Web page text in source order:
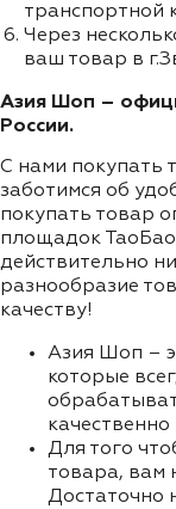
транспортной
Через
ваш товар в
Азия Шоп –
России.
С нами покупать
заботимся об
покупать товар
площадок
действительно
разнообразие
качеству!
Азия Шоп –
которые
качественно
Для того
товара, вам
Достаточно